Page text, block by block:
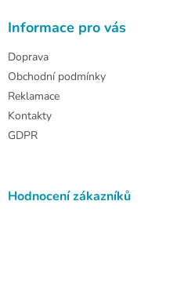
Informace pro vás
Doprava
Obchodní podmínky
Reklamace
Kontakty
GDPR
Hodnocení zákazníků